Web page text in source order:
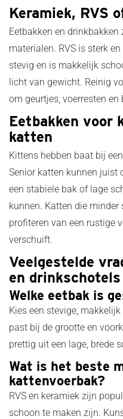
Keramiek, RVS
Eetbakken en
materialen. RVS is sterk
stevig en is makkelijk
licht van gewicht. Reinig
om geurtjes, voerresten
Eetbakken voor
katten
Kittens hebben baat bij
Senior katten kunnen juist
een stabiele bak of lage
kunnen. Katten die minder
profiteren van een rustige
verschuift.
Veelgestelde
en
Welke eetbak is
Kies een stevige,
past bij de grootte en
prettig uit een lage, brede
Wat is het beste
kattenvoerbak?
RVS en keramiek zijn
schoon te maken zijn.